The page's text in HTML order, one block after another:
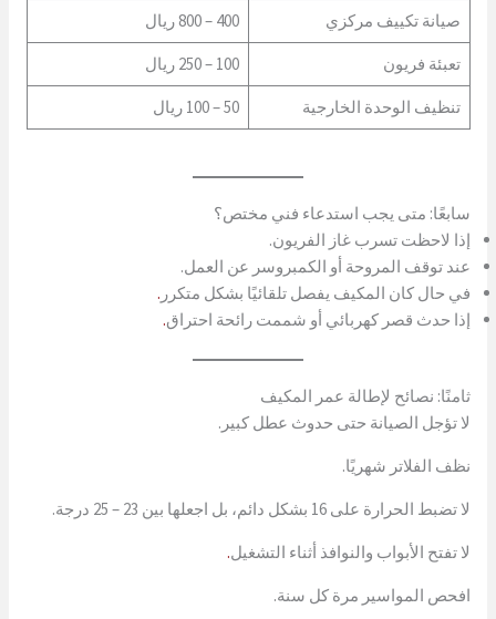
صيانة تكييف مركزي 400 – 800 ريال
تعبئة فريون 100 – 250 ريال
تنظيف الوحدة الخارجية 50 – 100 ريال
سابعًا: متى يجب استدعاء فني مختص؟
إذا لاحظت تسرب غاز الفريون.
عند توقف المروحة أو الكمبروسر عن العمل.
في حال كان المكيف يفصل تلقائيًا بشكل متكرر .
إذا حدث قصر كهربائي أو شممت رائحة احتراق.
ثامنًا: نصائح لإطالة عمر المكيف
لا تؤجل الصيانة حتى حدوث عطل كبير.
نظف الفلاتر شهريًا.
لا تضبط الحرارة على 16 بشكل دائم، بل اجعلها بين 23 – 25 درجة.
لا تفتح الأبواب والنوافذ أثناء التشغيل.
افحص المواسير مرة كل سنة.